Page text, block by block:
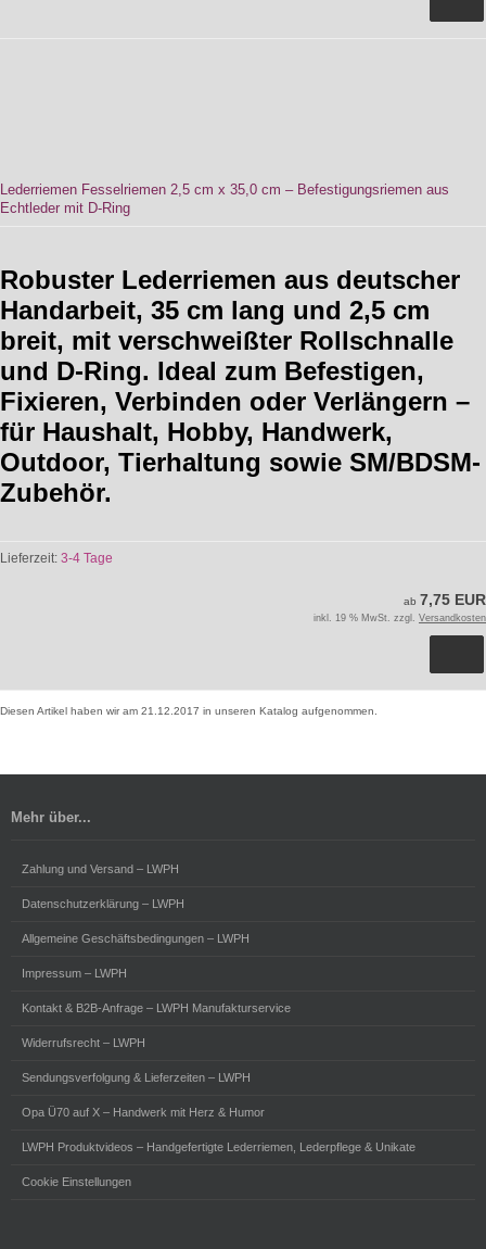
Lederriemen Fesselriemen 2,5 cm x 35,0 cm – Befestigungsriemen aus
Echtleder mit D-Ring
Robuster Lederriemen aus deutscher
Handarbeit, 35 cm lang und 2,5 cm
breit, mit verschweißter Rollschnalle
und D-Ring. Ideal zum Befestigen,
Fixieren, Verbinden oder Verlängern –
für Haushalt, Hobby, Handwerk,
Outdoor, Tierhaltung sowie SM/BDSM-
Zubehör.
Lieferzeit: 3-4 Tage
ab 7,75 EUR
inkl. 19 % MwSt. zzgl. Versandkosten
Diesen Artikel haben wir am 21.12.2017 in unseren Katalog aufgenommen.
Mehr über...
Zahlung und Versand – LWPH
Datenschutzerklärung – LWPH
Allgemeine Geschäftsbedingungen – LWPH
Impressum – LWPH
Kontakt & B2B-Anfrage – LWPH Manufakturservice
Widerrufsrecht – LWPH
Sendungsverfolgung & Lieferzeiten – LWPH
Opa Ü70 auf X – Handwerk mit Herz & Humor
LWPH Produktvideos – Handgefertigte Lederriemen, Lederpflege & Unikate
Cookie Einstellungen